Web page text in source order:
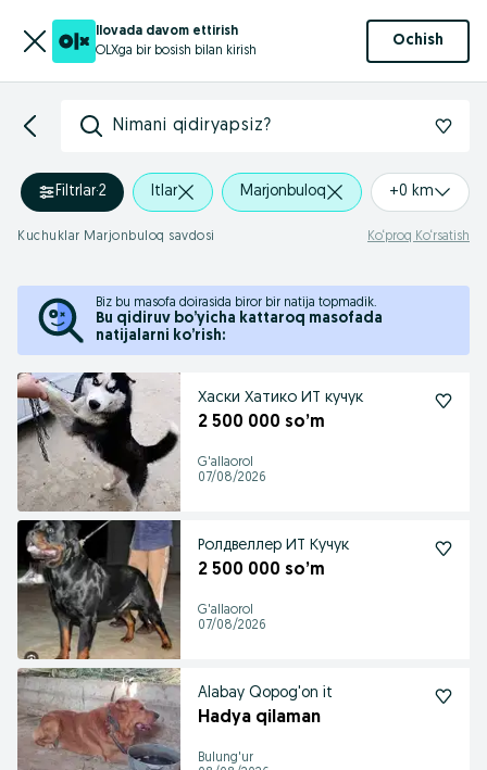
Ilovada davom ettirish
OLXga bir bosish bilan kirish
Ochish
Nimani qidiryapsiz?
Filtrlar·2 Itlar Marjonbuloq +0 km
Kuchuklar Marjonbuloq savdosi Ko‘proq Ko‘rsatish
Biz bu masofa doirasida biror bir natija topmadik.
Bu qidiruv bo’yicha kattaroq masofada
natijalarni ko’rish:
Хаски Хатико ИТ кучук
2 500 000 so’m
G'allaorol
07/08/2026
Ролдвеллер ИТ Кучук
2 500 000 so’m
G'allaorol
07/08/2026
Alabay Qopog'on it
Hadya qilaman
Bulung'ur